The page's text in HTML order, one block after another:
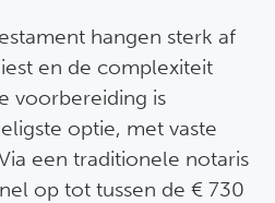
hangen sterk af
en de complexiteit
voorbereiding is
optie, met vaste
een traditionele notaris
op tot tussen de € 730